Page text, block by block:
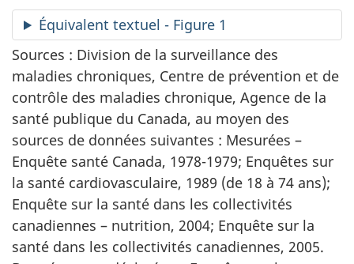
Équivalent textuel - Figure 1
Sources : Division de la surveillance des
maladies chroniques, Centre de prévention et de
contrôle des maladies chronique, Agence de la
santé publique du Canada, au moyen des
sources de données suivantes : Mesurées –
Enquête santé Canada, 1978-1979; Enquêtes sur
la santé cardiovasculaire, 1989 (de 18 à 74 ans);
Enquête sur la santé dans les collectivités
canadiennes – nutrition, 2004; Enquête sur la
santé dans les collectivités canadiennes, 2005.